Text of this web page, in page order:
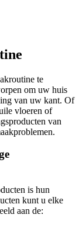
te
om uw huis
van uw kant. Of
vloeren of
van
is hun
kunt u elke
aan de: